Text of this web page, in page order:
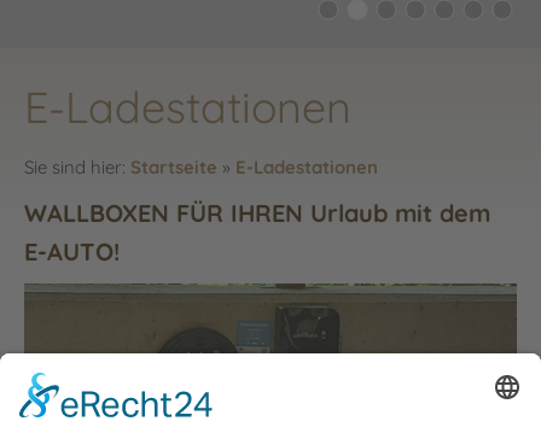
E-Ladestationen
Sie sind hier: Startseite » E-Ladestationen
WALLBOXEN FÜR IHREN Urlaub mit dem
E-AUTO!